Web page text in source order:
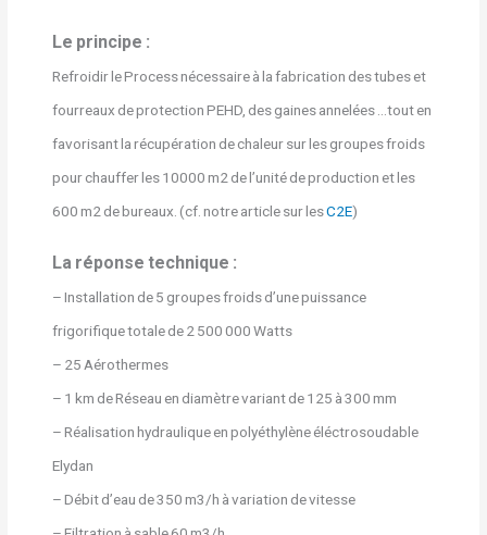
Le principe :
Refroidir le Process nécessaire à la fabrication des tubes et
fourreaux de protection PEHD, des gaines annelées …tout en
favorisant la récupération de chaleur sur les groupes froids
pour chauffer les 10000 m2 de l’unité de production et les
600 m2 de bureaux. (cf. notre article sur lesC2E)
La réponse technique :
– Installation de 5 groupes froids d’une puissance
frigorifique totale de 2 500 000 Watts
– 25 Aérothermes
– 1 km de Réseau en diamètre variant de 125 à 300 mm
– Réalisation hydraulique en polyéthylène éléctrosoudable
Elydan
– Débit d’eau de 350 m3/h à variation de vitesse